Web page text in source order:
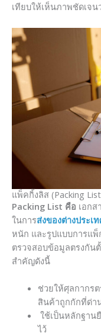
เทียบให้เห็นภาพชัดเจ
แพ็คกิ้งลิส (Packing
Packing List คือ เอก
ในการส่งของต่างประเ
หนัก และรูปแบบการแพ็
ตรวจสอบข้อมูลตรงกัน
สำคัญดังนี้
ช่วยให้ศุลกากร
สินค้าถูกกักที่ด่า
ใช้เป็นหลักฐา
ไว้